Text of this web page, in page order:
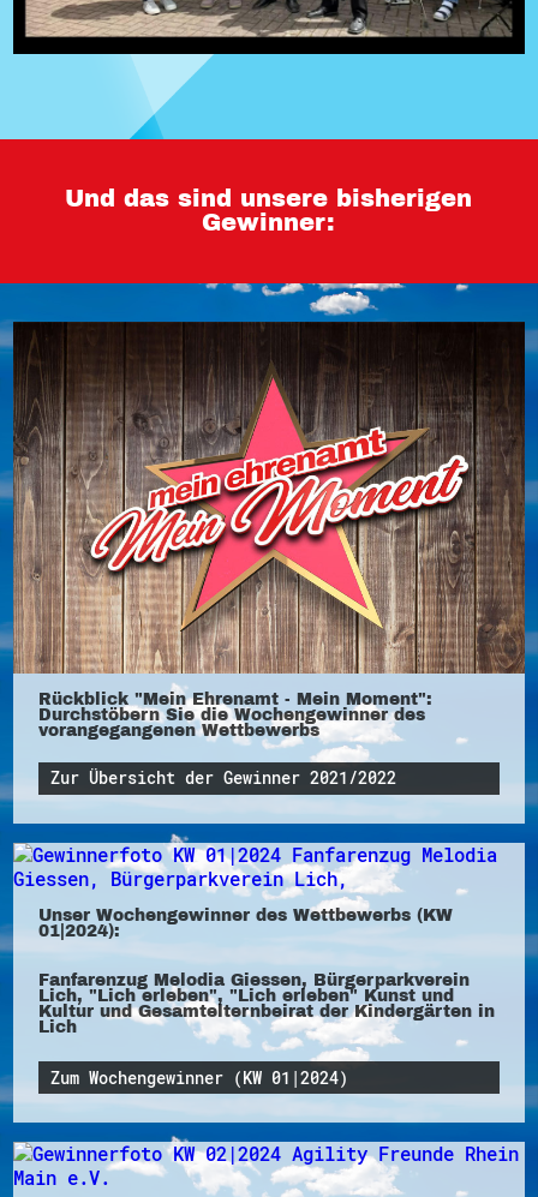
Und das sind unsere bisherigen
Gewinner:
Rückblick "Mein Ehrenamt - Mein Moment":
Durchstöbern Sie die Wochengewinner des
vorangegangenen Wettbewerbs
Zur Übersicht der Gewinner 2021/2022
Unser Wochengewinner des Wettbewerbs (KW
01|2024):
Fanfarenzug Melodia Giessen, Bürgerparkverein
Lich, "Lich erleben", "Lich erleben" Kunst und
Kultur und Gesamtelternbeirat der Kindergärten in
Lich
Zum Wochengewinner (KW 01|2024)